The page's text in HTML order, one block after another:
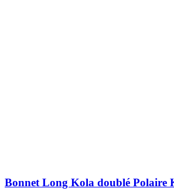
Bonnet Long Kola doublé Polaire